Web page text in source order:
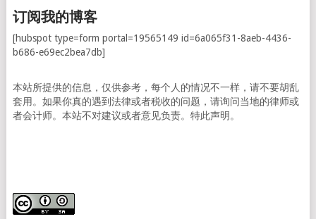
订阅我的博客
[hubspot type=form portal=19565149 id=6a065f31-8aeb-4436-
b686-e69ec2bea7db]
本站所提供的信息，仅供参考，每个人的情况不一样，请不要胡乱
套用。如果你真的遇到法律或者税收的问题，请询问当地的律师或
者会计师。本站不对建议或者意见负责。特此声明。